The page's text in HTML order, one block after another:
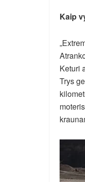
Kaip
Keturi
Trys